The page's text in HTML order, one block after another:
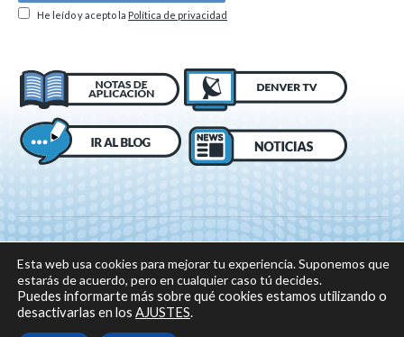
He leído y acepto la Política de privacidad
© 2018 DENVER, Todos los derechos reservados -
Esta web usa cookies para mejorar tu experiencia. Suponemos que
estarás de acuerdo, pero en cualquier caso tú decides.
Puedes informarte más sobre qué cookies estamos utilizando o
desactivarlas en los AJUSTES.